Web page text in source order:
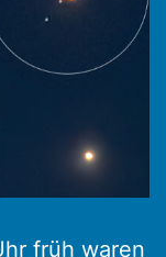
früh waren